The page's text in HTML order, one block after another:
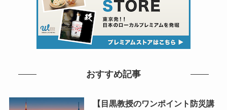
おすすめ記事
【目黒教授のワンポイント防災講